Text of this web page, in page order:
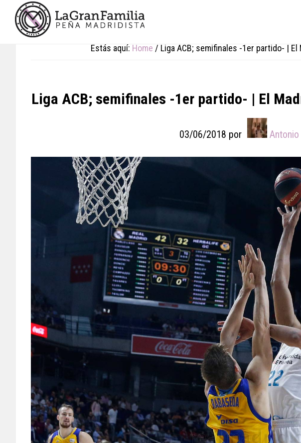
primary
footer
Estás aquí: Home / Liga ACB; semifinales -1er partido- |
Liga ACB; semifinales -1er partido- | El
03/06/2018 por